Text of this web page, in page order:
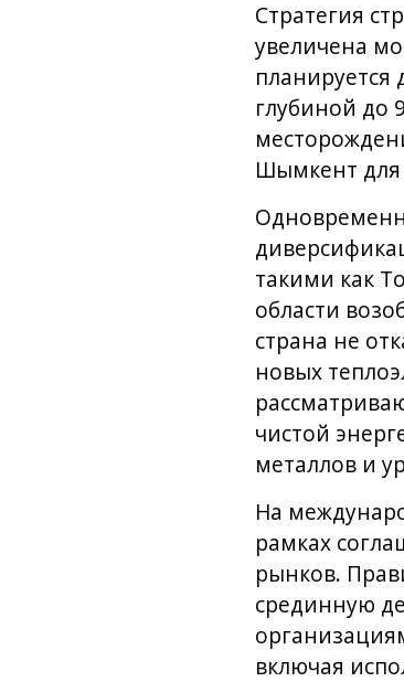
Стратегия
увеличена
глубиной до
Шымкент для
такими как
области
страна не
новых
чистой
металлов и
На
рамках
рынков.
срединную
включая